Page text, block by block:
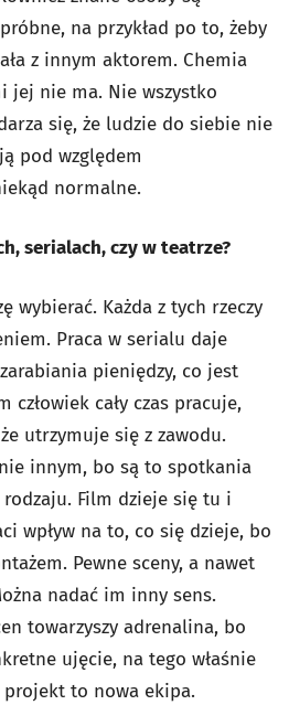
na przykład po to, żeby
z innym aktorem. Chemia
jej nie ma. Nie wszystko
się, że ludzie do siebie nie
pod względem
normalne.
serialach, czy w teatrze?
wybierać. Każda z tych rzeczy
Praca w serialu daje
pieniędzy, co jest
człowiek cały czas pracuje,
utrzymuje się z zawodu.
innym, bo są to spotkania
Film dzieje się tu i
wpływ na to, co się dzieje, bo
Pewne sceny, a nawet
nadać im inny sens.
towarzyszy adrenalina, bo
ujęcie, na tego właśnie
projekt to nowa ekipa.